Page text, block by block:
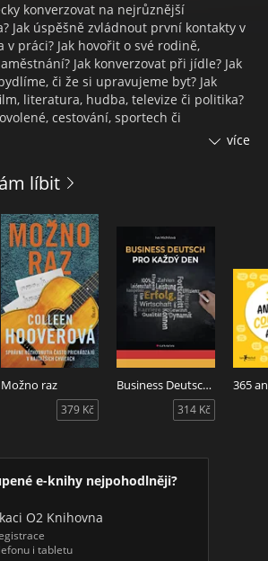
konverzovat na nejrůznější
Jak úspěšně zvládnout první kontakty v
v práci? Jak hovořit o své rodině,
Jak konverzovat při jídle? Jak
či že si upravujeme byt? Jak
literatura, hudba, televize či politika?
cestování, sportech či
o zvířatech, květinách či zahradě?
jsou zvláštnosti německé, rakouské a
nich hovořit? V knížce najdete spoustu
k těmto a dalším zajímavým
tipy, návody a rady, jak se stát
Kniha je určena manažerům,
a studentům a všem, kteří
komunikovat v německém
více
líbit
Možno raz
379 Kč
Business Deutsch pro každý den
314 Kč
e-knihy nejpohodlněji?
O2 Knihovna
i tabletu